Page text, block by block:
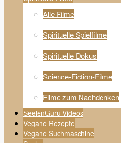
Alle Filme
Spirituelle Spielfilme
Spirituelle Dokus
Science-Fiction-Filme
Filme zum Nachdenken
SeelenGuru Videos
Vegane Rezepte
Vegane Suchmaschine